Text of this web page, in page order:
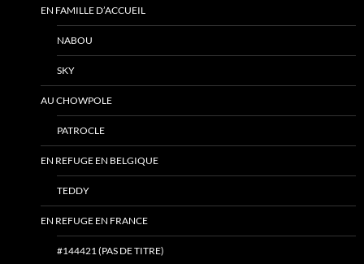
EN FAMILLE D’ACCUEIL
NABOU
SKY
AU CHOWPOLE
PATROCLE
EN REFUGE EN BELGIQUE
TEDDY
EN REFUGE EN FRANCE
#144421 (PAS DE TITRE)